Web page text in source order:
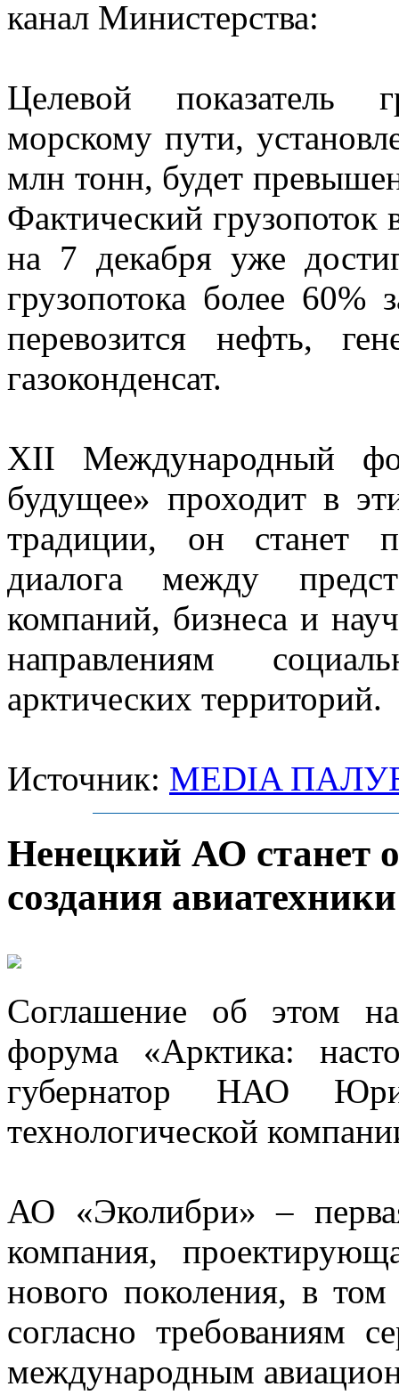
канал Министерства:
Целевой показатель
морскому пути,
млн тонн, будет
Фактический
на 7 декабря уже
грузопотока более
перевозится нефть,
газоконденсат.
XII Международный
будущее» проходит в
традиции, он станет
диалога между
компаний, бизнеса и
направлениям
арктических территорий.
Источник: MEDIA
Ненецкий АО станет
создания
Соглашение об этом
форума «Арктика:
губернатор НАО
технологической
АО «Эколибри» –
компания,
нового поколения, в
согласно требованиям
международным